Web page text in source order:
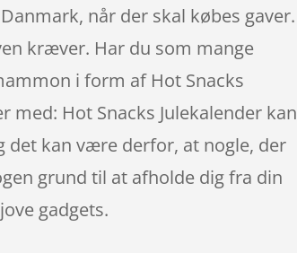
når der skal købes gaver.
kræver. Har du som mange
i form af Hot Snacks
med: Hot Snacks Julekalender kan
det kan være derfor, at nogle, der
grund til at afholde dig fra din
gadgets.